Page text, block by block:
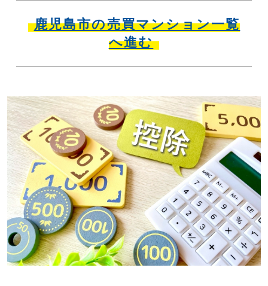
鹿児島市の売買マンション一覧
へ進む